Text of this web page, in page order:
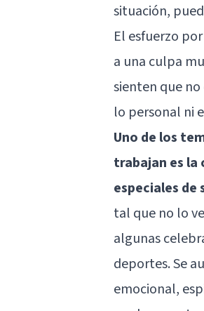
situación,
El esfuerzo
a una culpa
sienten que
lo personal ni
Uno de los
trabajan es la
especiales de
tal que no lo
algunas
deportes. Se
emocional,